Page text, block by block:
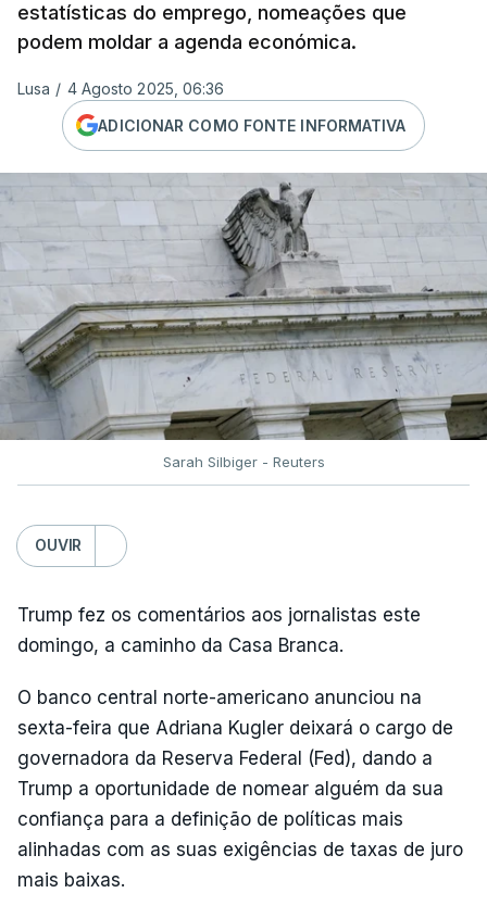
estatísticas do emprego, nomeações que
podem moldar a agenda económica.
Lusa / 4 Agosto 2025, 06:36
ADICIONAR COMO FONTE INFORMATIVA
Sarah Silbiger - Reuters
OUVIR
Trump fez os comentários aos jornalistas este
domingo, a caminho da Casa Branca.
O banco central norte-americano anunciou na
sexta-feira que Adriana Kugler deixará o cargo de
governadora da Reserva Federal (Fed), dando a
Trump a oportunidade de nomear alguém da sua
confiança para a definição de políticas mais
alinhadas com as suas exigências de taxas de juro
mais baixas.